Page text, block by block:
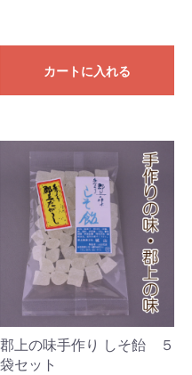
カートに入れる
郡上の味手作り しそ飴 ５
袋セット